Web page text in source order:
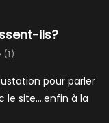
ils?
pour parler
le site….enfin à la